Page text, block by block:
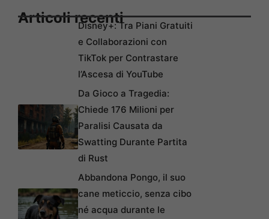
Articoli recentiDisney+: Tra Piani Gratuiti
e Collaborazioni con
TikTok per Contrastare
l’Ascesa di YouTube
Da Gioco a Tragedia:
Chiede 176 Milioni per
Paralisi Causata da
Swatting Durante Partita
di Rust
Abbandona Pongo, il suo
cane meticcio, senza cibo
né acqua durante le